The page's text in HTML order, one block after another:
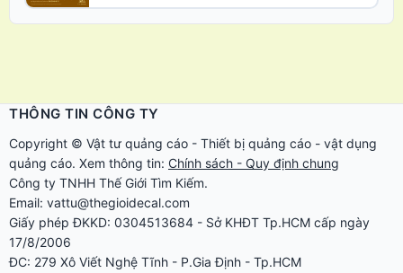
THÔNG TIN CÔNG TY
Copyright © Vật tư quảng cáo - Thiết bị quảng cáo - vật dụng
quảng cáo. Xem thông tin: Chính sách - Quy định chung
Công ty TNHH Thế Giới Tìm Kiếm.
Email: vattu@thegioidecal.com
Giấy phép ĐKKD: 0304513684 - Sở KHĐT Tp.HCM cấp ngày
17/8/2006
ĐC: 279 Xô Viết Nghệ Tĩnh - P.Gia Định - Tp.HCM